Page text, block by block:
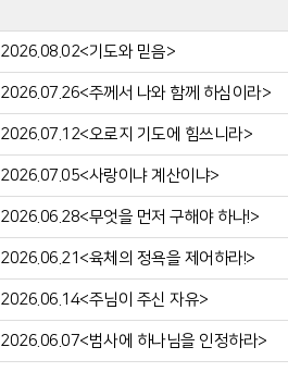
2026.08.02<기도와 믿음>
2026.07.26<주께서 나와 함께 하심이라>
2026.07.12<오로지 기도에 힘쓰니라>
2026.07.05<사랑이냐 계산이냐>
2026.06.28<무엇을 먼저 구해야 하나!>
2026.06.21<육체의 정욕을 제어하라!>
2026.06.14<주님이 주신 자유>
2026.06.07<범사에 하나님을 인정하라>